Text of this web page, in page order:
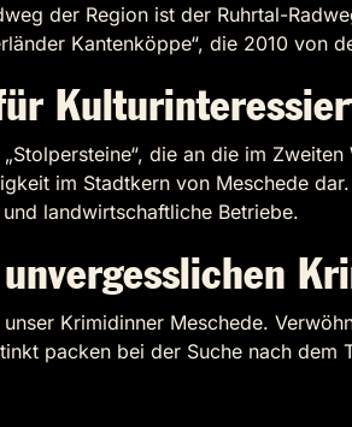
der Region ist der Ruhrtal-
Kantenköppe“, die 2010 von
die an die im
im Stadtkern von Meschede
landwirtschaftliche Betriebe.
Krimidinner Meschede.
packen bei der Suche nach